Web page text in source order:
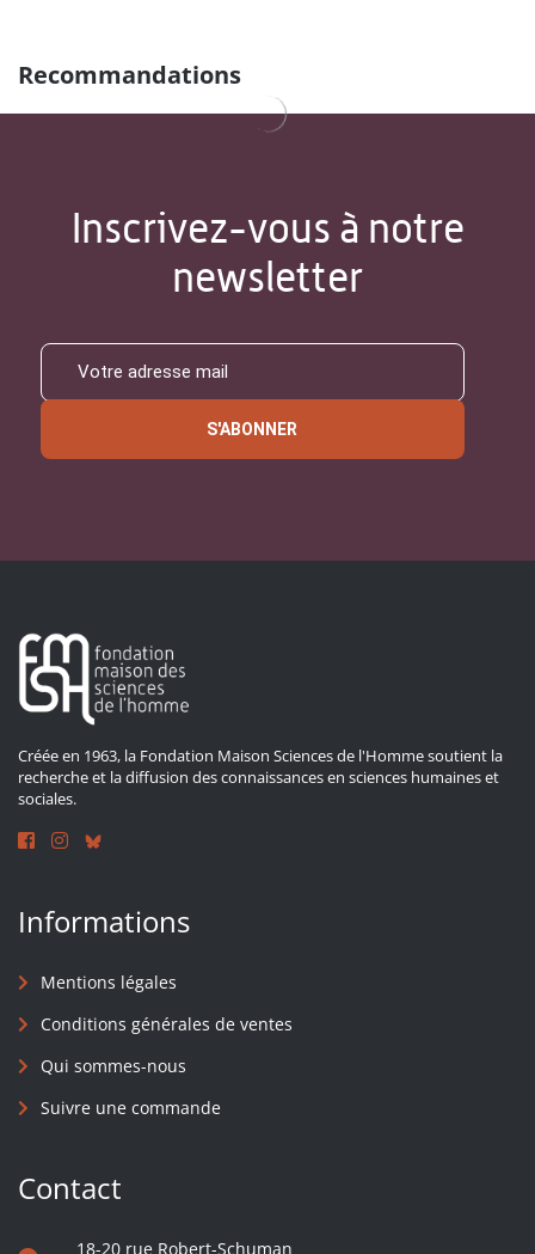
Recommandations
Inscrivez-vous à notre
newsletter
S'ABONNER
Créée en 1963, la Fondation Maison Sciences de l'Homme soutient la
recherche et la diffusion des connaissances en sciences humaines et
sociales.
Informations
Mentions légales
Conditions générales de ventes
Qui sommes-nous
Suivre une commande
Contact
18-20 rue Robert-Schuman